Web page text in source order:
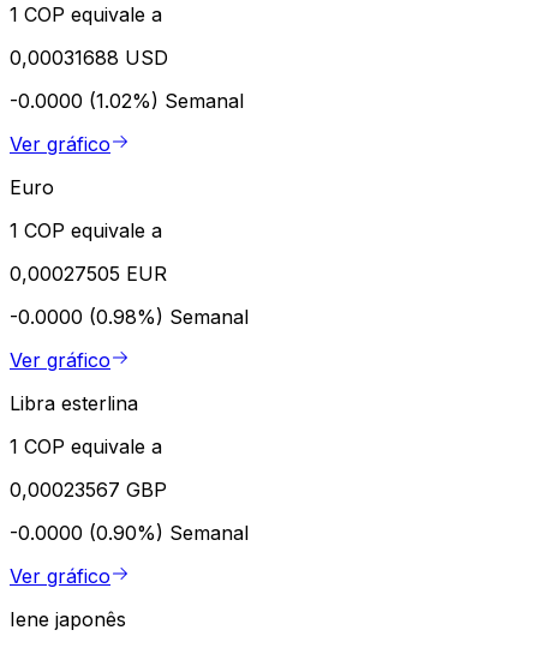
1 COP equivale a
0,00031688 USD
-0.0000 (1.02%) Semanal
Ver gráfico
Euro
1 COP equivale a
0,00027505 EUR
-0.0000 (0.98%) Semanal
Ver gráfico
Libra esterlina
1 COP equivale a
0,00023567 GBP
-0.0000 (0.90%) Semanal
Ver gráfico
Iene japonês